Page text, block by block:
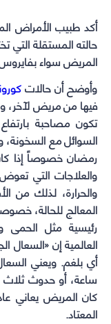
أكد طبيب الأمراض
حالته المستقلة
المريض سواء
وأوضح أن حالات
فيها من مريض لآخر،
تكون مصاحبة
السوائل مع السخونة،
رمضان خصوصاً إذا
والعلاجات التي
والحرارة، لذلك من
المعالج للحالة،
رئيسية مثل الحمى
العالمية إن «السعال
أي بلغم. ويعني
كان المريض يعاني
المعتاد.